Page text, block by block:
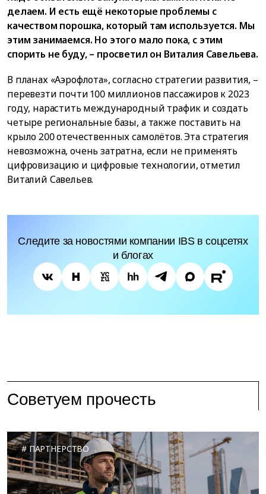
делаем. И есть ещё некоторые проблемы с
качеством порошка, который там используется. Мы
этим занимаемся. Но этого мало пока, с этим
спорить не буду, – просветил он Виталия Савельева.
В планах «Аэрофлота», согласно стратегии развития, –
перевезти почти 100 миллионов пассажиров к 2023
году, нарастить международный трафик и создать
четыре региональные базы, а также поставить на
крыло 200 отечественных самолётов. Эта стратегия
невозможна, очень затратна, если не применять
цифровизацию и цифровые технологии, отметил
Виталий Савельев.
Следите за новостями компании IBS в соцсетях
и блогах
Советуем прочесть
ПАРТНЕРСТВО